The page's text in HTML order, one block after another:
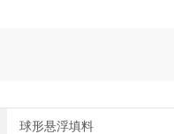
球形悬浮填料